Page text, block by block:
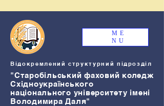
ME
NU
Відокремлений структурний підрозділ
"Старобільський фаховий коледж
Східноукраїнського
національного університету імені
Володимира Даля"